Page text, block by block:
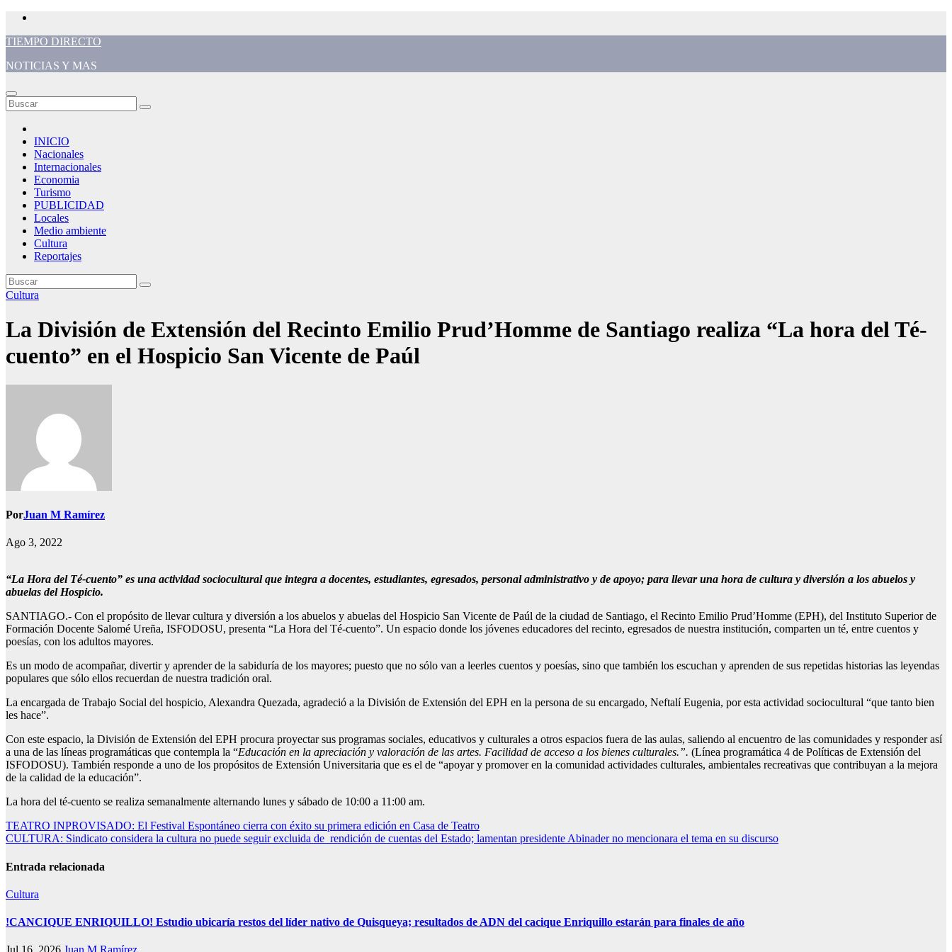
Saltar
contenido
TIEMPO DIRECTO
NOTICIAS Y MAS
INICIO
Nacionales
Internacionales
Economia
Turismo
PUBLICIDAD
Locales
Medio ambiente
Cultura
Reportajes
Cultura
La División de Extensión del Recinto Emilio Prud’Homme de Santiago realiza “La hora del Té-
cuento” en el Hospicio San Vicente de Paúl
PorJuan M Ramírez
Ago 3, 2022
“La Hora del Té-cuento” es una actividad sociocultural que integra a docentes, estudiantes, egresados, personal administrativo y de apoyo; para llevar una hora de cultura y diversión a los abuelos y
abuelas del Hospicio.
SANTIAGO.- Con el propósito de llevar cultura y diversión a los abuelos y abuelas del Hospicio San Vicente de Paúl de la ciudad de Santiago, el Recinto Emilio Prud’Homme (EPH), del Instituto Superior de
Formación Docente Salomé Ureña, ISFODOSU, presenta “La Hora del Té-cuento”. Un espacio donde los jóvenes educadores del recinto, egresados de nuestra institución, comparten un té, entre cuentos y
poesías, con los adultos mayores.
Es un modo de acompañar, divertir y aprender de la sabiduría de los mayores; puesto que no sólo van a leerles cuentos y poesías, sino que también los escuchan y aprenden de sus repetidas historias las leyendas
populares que sólo ellos recuerdan de nuestra tradición oral.
La encargada de Trabajo Social del hospicio, Alexandra Quezada, agradeció a la División de Extensión del EPH en la persona de su encargado, Neftalí Eugenia, por esta actividad sociocultural “que tanto bien
les hace”.
Con este espacio, la División de Extensión del EPH procura proyectar sus programas sociales, educativos y culturales a otros espacios fuera de las aulas, saliendo al encuentro de las comunidades y responder así
a una de las líneas programáticas que contempla la “Educación en la apreciación y valoración de las artes. Facilidad de acceso a los bienes culturales.”. (Línea programática 4 de Políticas de Extensión del
ISFODOSU). También responde a uno de los propósitos de Extensión Universitaria que es el de “apoyar y promover en la comunidad actividades culturales, ambientales recreativas que contribuyan a la mejora
de la calidad de la educación”.
La hora del té-cuento se realiza semanalmente alternando lunes y sábado de 10:00 a 11:00 am.
Navegación
de
entradas
TEATRO INPROVISADO: El Festival Espontáneo cierra con éxito su primera edición en Casa de Teatro
CULTURA: Sindicato considera la cultura no puede seguir excluida de rendición de cuentas del Estado; lamentan presidente Abinader no mencionara el tema en su discurso
Entrada relacionada
Cultura
!CANCIQUE ENRIQUILLO! Estudio ubicaría restos del líder nativo de Quisqueya; resultados de ADN del cacique Enriquillo estarán para finales de año